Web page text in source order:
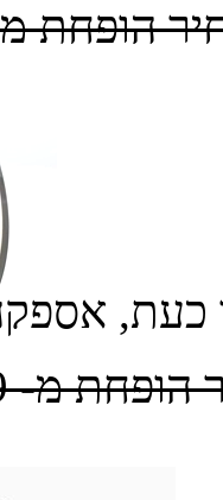
הופחת
אספקה ב- 21/
הופחת מ-